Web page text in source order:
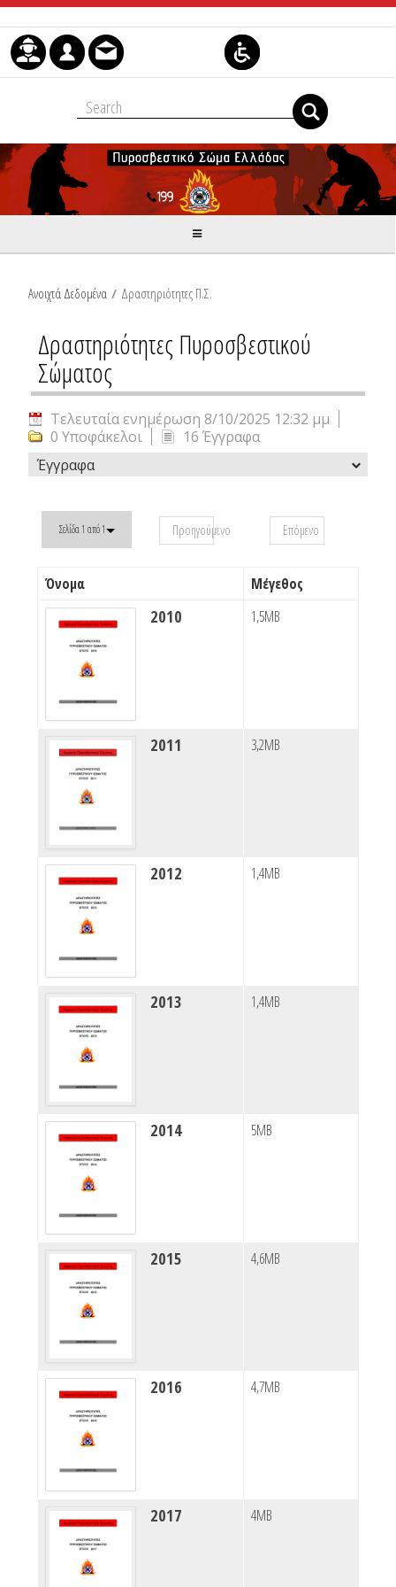
Μετάβαση στο περιεχόμενο
Ανοιχτά Δεδομένα / Δραστηριότητες Π.Σ.
Δραστηριότητες Πυροσβεστικού
Σώματος
Τελευταία ενημέρωση 8/10/2025 12:32 μμ
0 Υποφάκελοι
16 Έγγραφα
Έγγραφα
Σελίδα 1 από 1 Προηγούμενο Επόμενο
Όνομα Μέγεθος
2010 1,5MB
2011 3,2MB
2012 1,4MB
2013 1,4MB
2014 5MB
2015 4,6MB
2016 4,7MB
2017 4MB